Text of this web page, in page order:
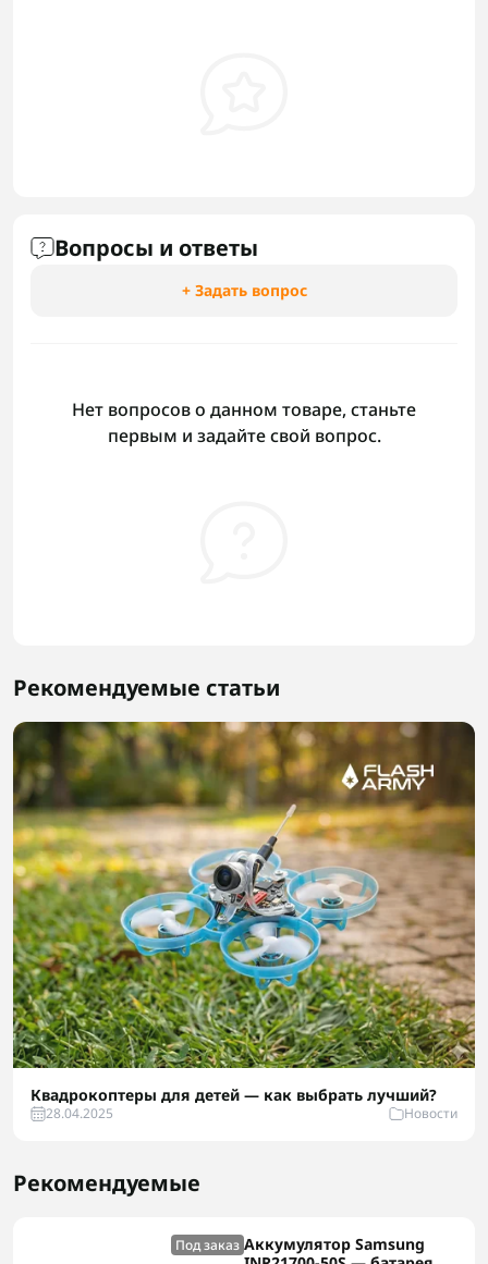
Вопросы и ответы
+ Задать вопрос
Нет вопросов о данном товаре, станьте
первым и задайте свой вопрос.
Рекомендуемые статьи
Квадрокоптеры для детей — как выбрать лучший?
28.04.2025 Новости
Рекомендуемые
Под заказ Аккумулятор Samsung